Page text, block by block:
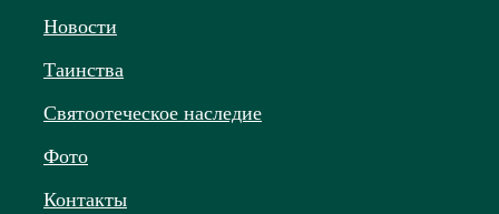
Новости
Таинства
Святоотеческое наследие
Фото
Контакты